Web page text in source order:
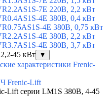
7E 220В, 2,2 кВт
4E 380В, 0,4 кВт
4E 380В, 0,75 кВт
4E 380В, 2,2 кВт
4E 380В, 3,7 кВт
45 кВт
▼
характеристики Frenic-
Frenic-Lift
Lift серии LM1S 380В, 4-45